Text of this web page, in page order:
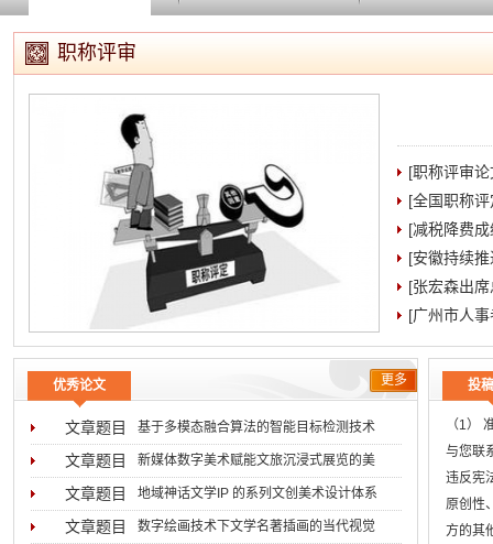
职称评审
[职称评审
[全国职称
[减税降费
[安徽持续
[张宏森出
[广州市人
优秀论文 更多
基于多模态融合算法的智能目标检测技术
文章题目
2026-08-05
新媒体数字美术赋能文旅沉浸式展览的美
文章题目
2026-07-31
地域神话文学IP 的系列文创美术设计体系
文章题目
2026-07-29
数字绘画技术下文学名著插画的当代视觉
文章题目
投
（1）
与您联
违反宪
原创性
方的其